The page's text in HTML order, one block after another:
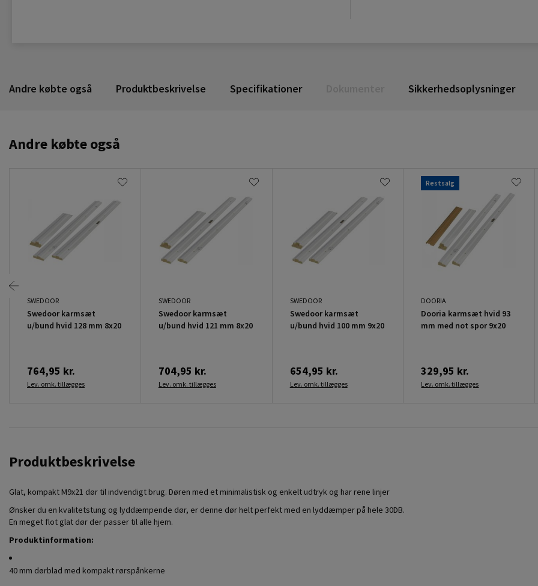
Andre købte også Produktbeskrivelse Specifikationer Sikkerhedsoplysninger
Andre købte også
SWEDOOR
Swedoor karmsæt
u/bund hvid 128 mm 8x20
764,95 kr.
Lev. omk. tillægges
SWEDOOR
Swedoor karmsæt
u/bund hvid 121 mm 8x20
704,95 kr.
Lev. omk. tillægges
SWEDOOR
Swedoor karmsæt
u/bund hvid 100 mm 9x20
654,95 kr.
Lev. omk. tillægges
Restsalg
DOORIA
Dooria karmsæt hvid 93
mm med not spor 9x20
329,95 kr.
Lev. omk. tillægges
Produktbeskrivelse
Glat, kompakt M9x21 dør til indvendigt brug. Døren med et minimalistisk og enkelt udtryk og har rene linjer
Ønsker du en kvalitetstung og lyddæmpende dør, er denne dør helt perfekt med en lyddæmper på hele 30DB.
En meget flot glat dør der passer til alle hjem.
Produktinformation:
40 mm dørblad med kompakt rørspånkerne